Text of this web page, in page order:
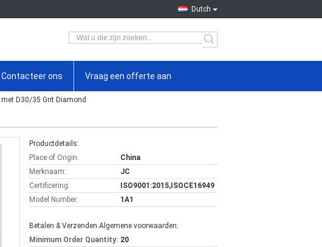
Dutch
Contacteer ons Vraag een offerte aan
D30/35 Grit Diamond
Productdetails:
Place of Origin:
China
Merknaam:
JC
Certificering:
ISO9001:2015,ISOCE16949
Model Number:
1A1
Betalen & Verzenden Algemene voorwaarden:
Minimum Order Quantity: 20